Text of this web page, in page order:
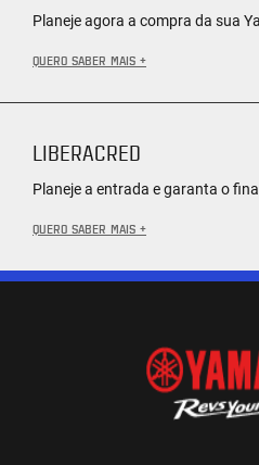
Planeje agora a compra da sua
QUERO SABER MAIS +
LIBERACRED
Planeje a entrada e garanta o
QUERO SABER MAIS +